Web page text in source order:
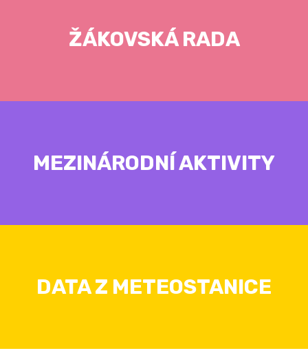
ŽÁKOVSKÁ RADA
MEZINÁRODNÍ AKTIVITY
DATA Z METEOSTANICE